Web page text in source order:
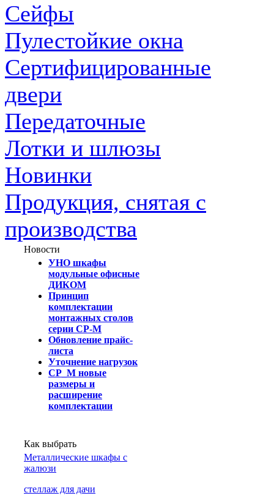
Сейфы
Пулестойкие окна
Сертифицированные
двери
Передаточные
Лотки и шлюзы
Новинки
Продукция, снятая с
производства
Новости
УНО шкафы
модульные офисные
ДИКОМ
Принцип
комплектации
монтажных столов
серии СР-М
Обновление прайс-
листа
Уточнение нагрузок
СР_М новые
размеры и
расширение
комплектации
Как выбрать
Металлические шкафы с
жалюзи
cтеллаж для дачи